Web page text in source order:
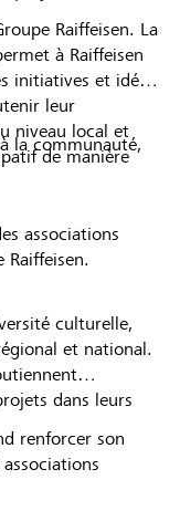
Raiffeisen. La
à Raiffeisen
initiatives et idées
leur
niveau local et
de manière
la communauté,
associations
Raiffeisen.
culturelle,
et national.
dans leurs
renforcer son